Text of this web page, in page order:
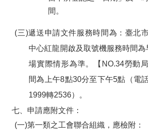
間。
(三)遞送申請文件服務時間為：臺北
中心紅龍開啟及取號機服務時間
場實際情形為準。【NO.34勞動
間為上午8點30分至下午5點（電
1999轉2536）。
七、申請應附文件：
(一)第一類之工會聯合組織，應檢附：